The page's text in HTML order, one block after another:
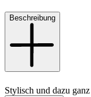
Beschreibung
Stylisch und dazu